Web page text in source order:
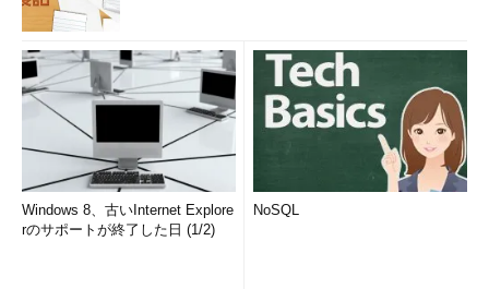
Windows 8、古いInternet Explore
rのサポートが終了した日 (1/2)
NoSQL